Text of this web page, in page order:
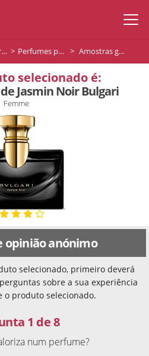
Perfumes para mulher Amostras grátis de Jasmin Noir Bulgari
selecionado é:
Jasmin Noir Bulgari
Femme
opinião anónimo
selecionado, primeiro deverá
sobre a sua experiência
o produto selecionado.
1 de 8
num perfume?